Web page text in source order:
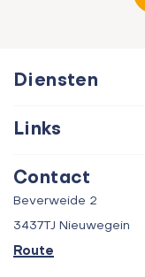
Diensten
Aankoop
Taxatie
Verhuur
Links
Over ons
Contact
Beverweide 2
3437TJ Nieuwegein
Route